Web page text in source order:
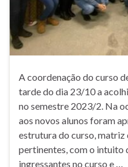
A coordenação do curso
tarde do dia 23/10 a
no semestre 2023/2. Na
aos novos alunos foram
estrutura do curso, matriz
pertinentes, com o intuito
ingressantes no curso e …